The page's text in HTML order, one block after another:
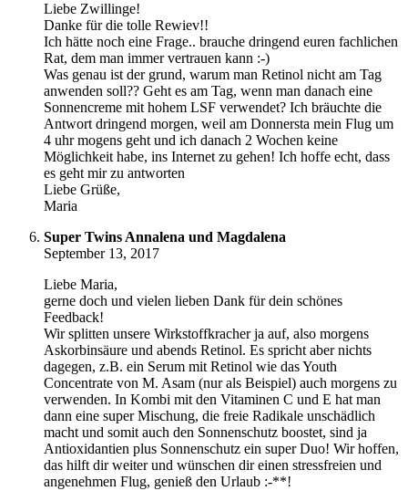
Liebe Zwillinge!
Danke für die tolle Rewiev!!
Ich hätte noch eine Frage.. brauche dringend euren fachlichen
Rat, dem man immer vertrauen kann :-)
Was genau ist der grund, warum man Retinol nicht am Tag
anwenden soll?? Geht es am Tag, wenn man danach eine
Sonnencreme mit hohem LSF verwendet? Ich bräuchte die
Antwort dringend morgen, weil am Donnersta mein Flug um
4 uhr mogens geht und ich danach 2 Wochen keine
Möglichkeit habe, ins Internet zu gehen! Ich hoffe echt, dass
es geht mir zu antworten
Liebe Grüße,
Maria
Super Twins Annalena und Magdalena
September 13, 2017
Liebe Maria,
gerne doch und vielen lieben Dank für dein schönes
Feedback!
Wir splitten unsere Wirkstoffkracher ja auf, also morgens
Askorbinsäure und abends Retinol. Es spricht aber nichts
dagegen, z.B. ein Serum mit Retinol wie das Youth
Concentrate von M. Asam (nur als Beispiel) auch morgens zu
verwenden. In Kombi mit den Vitaminen C und E hat man
dann eine super Mischung, die freie Radikale unschädlich
macht und somit auch den Sonnenschutz boostet, sind ja
Antioxidantien plus Sonnenschutz ein super Duo! Wir hoffen,
das hilft dir weiter und wünschen dir einen stressfreien und
angenehmen Flug, genieß den Urlaub :-**!